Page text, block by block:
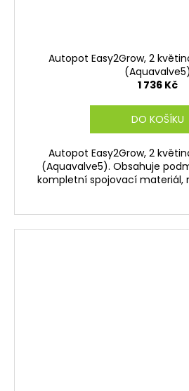
Autopot Easy2Grow, 2
(Aquavalve5)
1 736 Kč
DO KOŠÍKU
Autopot Easy2Grow, 2
(Aquavalve5). Obsahuje
kompletní spojovací materiál,